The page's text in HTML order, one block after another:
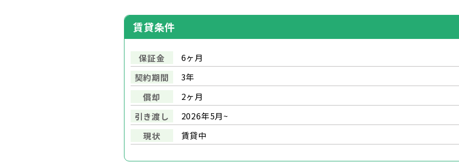
賃貸条件
保証金
6ヶ月
契約期間
3年
償却
2ヶ月
引き渡し
2026年5月~
現状
賃貸中